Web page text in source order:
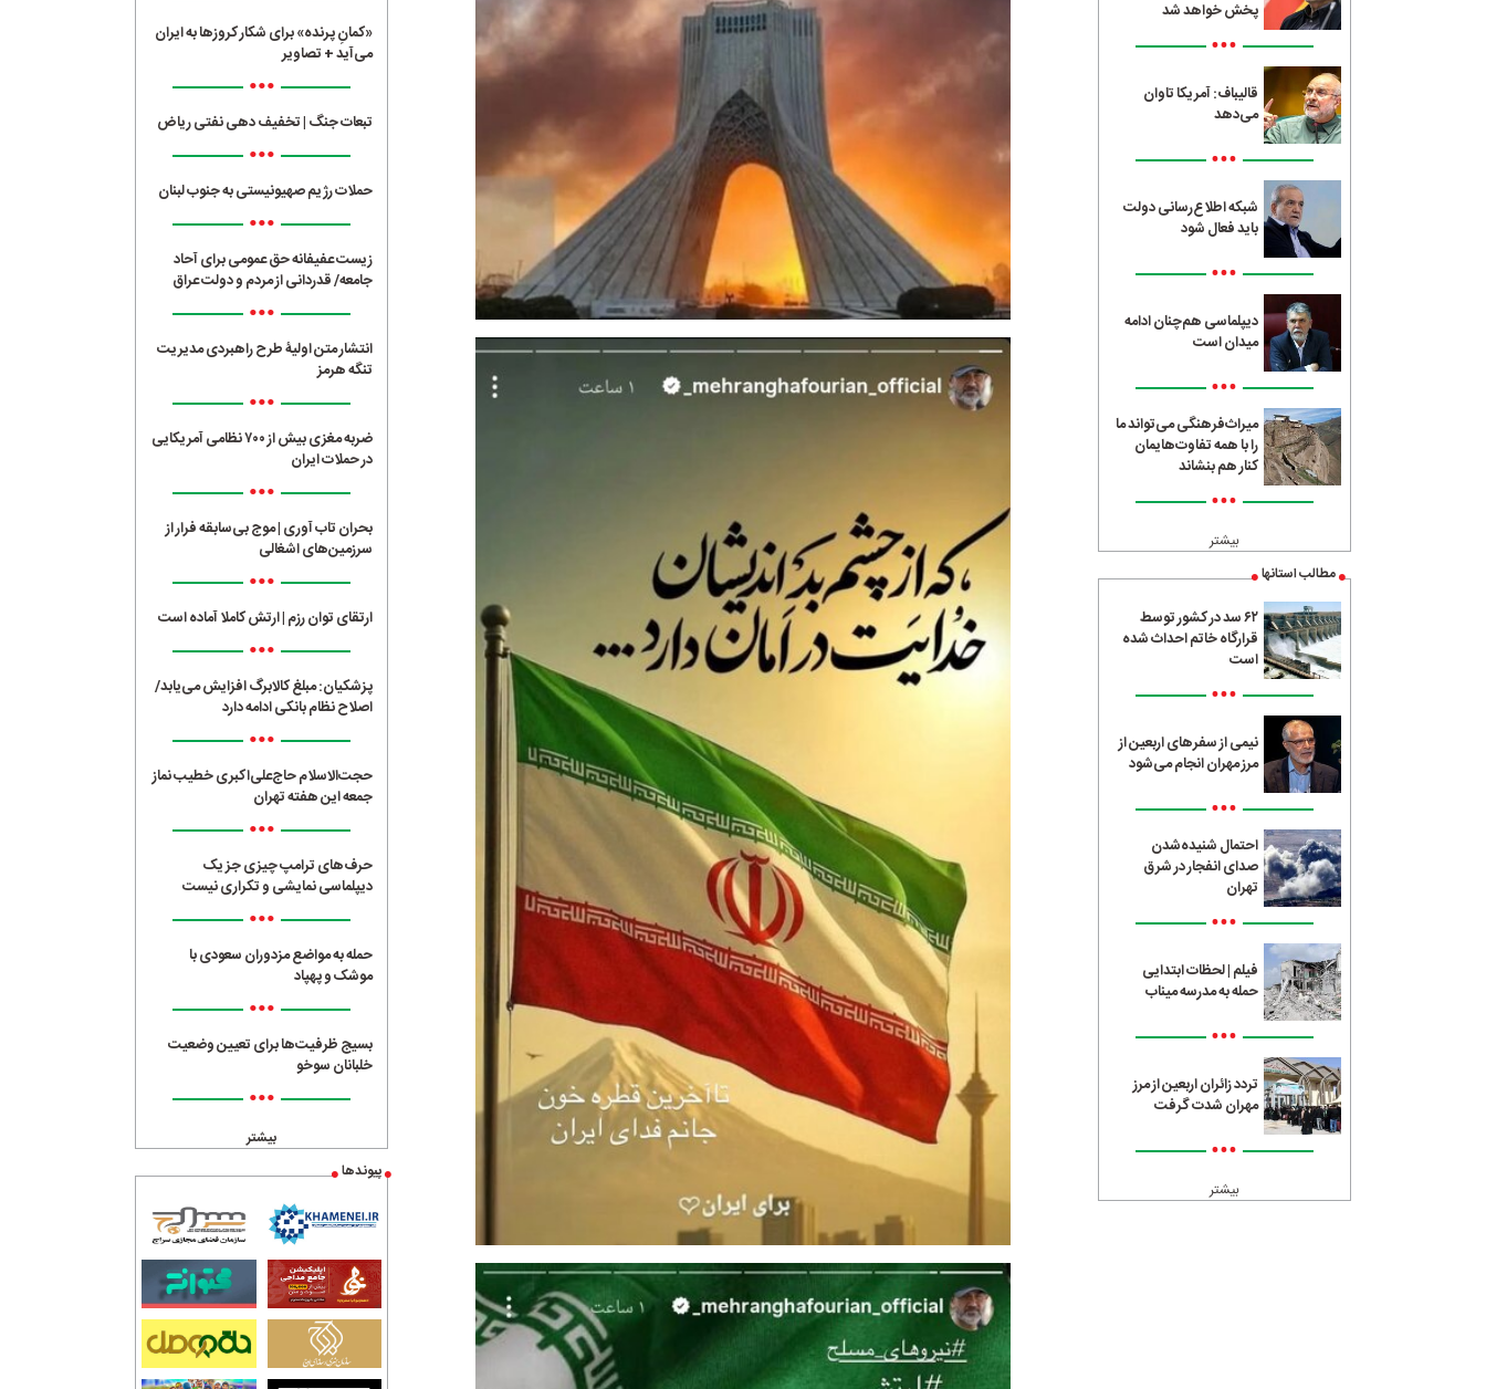
پخش خواهد شد
•••
قالیباف: آمریکا تاوان
می‌دهد
•••
شبکه اطلاع‌رسانی دولت
باید فعال شود
•••
دیپلماسی هم‌چنان ادامه
میدان است
•••
میراث‌فرهنگی می‌تواند ما
را با همه تفاوت‌هایمان
کنار هم بنشاند
•••
بیشتر
مطالب استانها
۶۲ سد در کشور توسط
قرارگاه خاتم احداث شده
است
•••
نیمی از سفرهای اربعین از
مرز مهران انجام می‌شود
•••
احتمال شنیده‌شدن
صدای انفجار در شرق
تهران
•••
فیلم | لحظات ابتدایی
حمله به مدرسه میناب
•••
تردد زائران اربعین از مرز
مهران شدت گرفت
•••
بیشتر
«کمانِ پرنده» برای شکار کروزها به ایران
می‌آید + تصاویر
•••
تبعات جنگ | تخفیف دهی نفتی ریاض
•••
حملات رژیم صهیونیستی به جنوب لبنان
•••
زیست عفیفانه حق عمومی برای آحاد
جامعه/ قدردانی از مردم و دولت عراق
•••
انتشار متن اولیۀ طرح راهبردی مدیریت
تنگه هرمز
•••
ضربه مغزی بیش از ۷۰۰ نظامی آمریکایی
در حملات ایران
•••
بحران تاب آوری | موج بی‌سابقه فرار از
سرزمین‌های اشغالی
•••
ارتقای توان رزم | ارتش کاملا آماده است
•••
پزشکیان: مبلغ کالابرگ افزایش می‌یابد/
اصلاح نظام بانکی ادامه دارد
•••
حجت‌الاسلام حاج‌علی‌اکبری خطیب نماز
جمعه این هفته تهران
•••
حرف‌های ترامپ چیزی جز یک
دیپلماسی نمایشی و تکراری نیست
•••
حمله به مواضع مزدوران سعودی با
موشک و پهپاد
•••
بسیج ظرفیت‌ها برای تعیین وضعیت
خلبانان سوخو
•••
بیشتر
پیوندها